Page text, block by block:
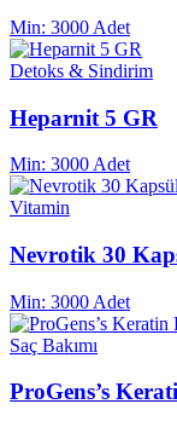
Min: 3000 Adet
Detoks & Sindirim
Heparnit 5 GR
Min: 3000 Adet
Vitamin
Nevrotik 30
Min: 3000 Adet
Saç Bakımı
ProGens’s